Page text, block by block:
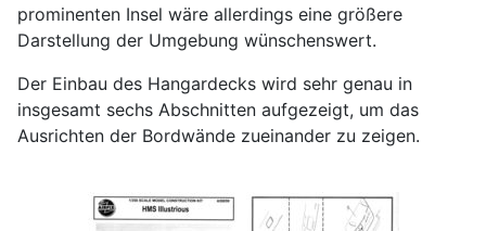
prominenten Insel wäre allerdings eine größere
Darstellung der Umgebung wünschenswert.
Der Einbau des Hangardecks wird sehr genau in
insgesamt sechs Abschnitten aufgezeigt, um das
Ausrichten der Bordwände zueinander zu zeigen.